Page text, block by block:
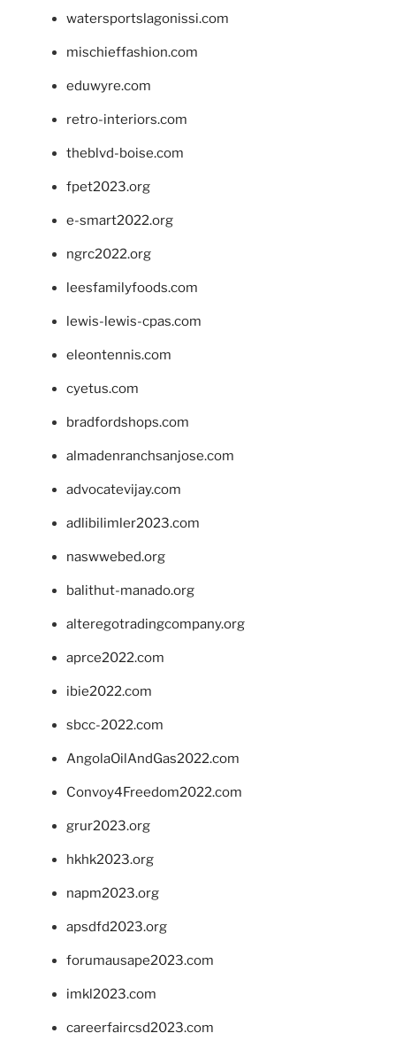
watersportslagonissi.com
mischieffashion.com
eduwyre.com
retro-interiors.com
theblvd-boise.com
fpet2023.org
e-smart2022.org
ngrc2022.org
leesfamilyfoods.com
lewis-lewis-cpas.com
eleontennis.com
cyetus.com
bradfordshops.com
almadenranchsanjose.com
advocatevijay.com
adlibilimler2023.com
naswwebed.org
balithut-manado.org
alteregotradingcompany.org
aprce2022.com
ibie2022.com
sbcc-2022.com
AngolaOilAndGas2022.com
Convoy4Freedom2022.com
grur2023.org
hkhk2023.org
napm2023.org
apsdfd2023.org
forumausape2023.com
imkl2023.com
careerfaircsd2023.com